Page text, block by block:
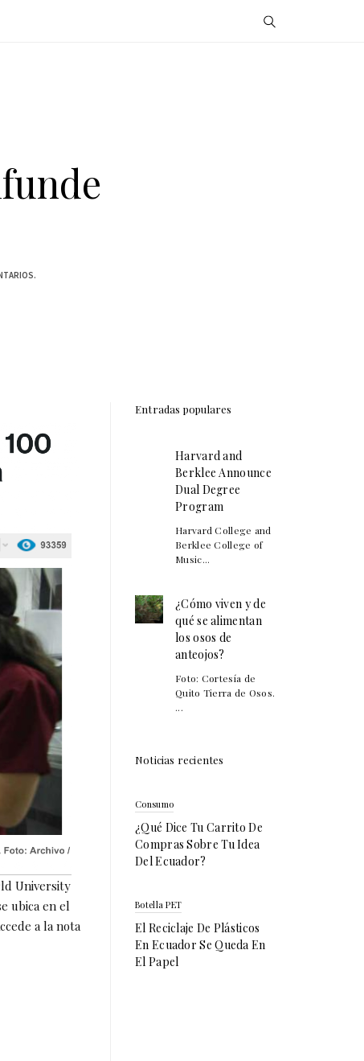
University
ubica en el
a la nota
Entradas populares
Harvard and
Berklee Announce
Dual Degree
Program
Harvard College and
Berklee College of
Music...
¿Cómo viven y de
qué se alimentan
los osos de
anteojos?
Foto: Cortesía de
Quito Tierra de Osos.
...
Noticias recientes
Consumo
¿Qué Dice Tu Carrito De
Compras Sobre Tu Idea
Del Ecuador?
Botella PET
El Reciclaje De Plásticos
En Ecuador Se Queda En
El Papel